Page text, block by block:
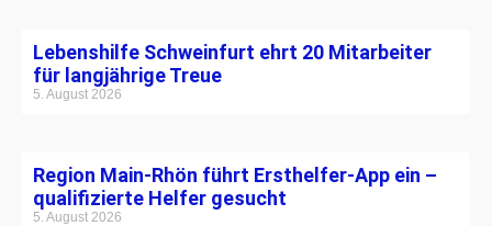
Lebenshilfe Schweinfurt ehrt 20 Mitarbeiter
für langjährige Treue
5. August 2026
Region Main-Rhön führt Ersthelfer-App ein –
qualifizierte Helfer gesucht
5. August 2026